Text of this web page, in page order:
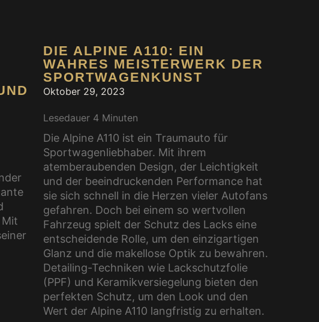
DIE ALPINE A110: EIN
WAHRES MEISTERWERK DER
SPORTWAGENKUNST
Oktober 29, 2023
Lesedauer 4 Minuten
Die Alpine A110 ist ein Traumauto für
Sportwagenliebhaber. Mit ihrem
atemberaubenden Design, der Leichtigkeit
und der beeindruckenden Performance hat
sie sich schnell in die Herzen vieler Autofans
gefahren. Doch bei einem so wertvollen
Fahrzeug spielt der Schutz des Lacks eine
entscheidende Rolle, um den einzigartigen
Glanz und die makellose Optik zu bewahren.
Detailing-Techniken wie Lackschutzfolie
(PPF) und Keramikversiegelung bieten den
perfekten Schutz, um den Look und den
Wert der Alpine A110 langfristig zu erhalten.